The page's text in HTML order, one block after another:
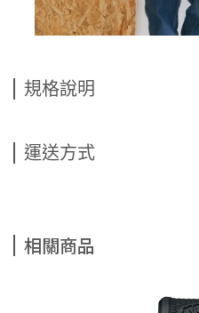
規格說明
運送方式
相關商品